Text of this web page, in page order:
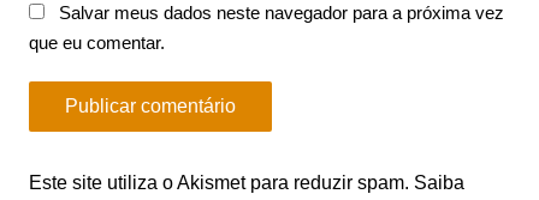
Salvar meus dados neste navegador para a próxima vez
que eu comentar.
Este site utiliza o Akismet para reduzir spam. Saiba